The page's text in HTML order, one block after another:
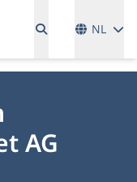
NL
AG